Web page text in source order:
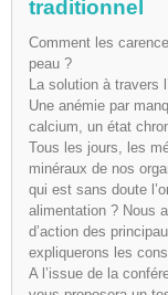
traditionnel
Comment les
peau ?
La solution à travers
Une anémie par
calcium, un état
Tous les jours, les
minéraux de nos
qui est sans doute
alimentation ? Nous
d’action des
expliquerons les
A l’issue de la